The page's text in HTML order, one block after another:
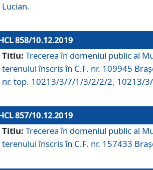
Lucian.
858/10.12.2019
Titlu: Trecerea în domeniul public al
terenului înscris în C.F. nr. 109945
nr. top. 10213/3/7/1/3/2/2/2, 10213/
857/10.12.2019
Titlu: Trecerea în domeniul public al
terenului înscris în C.F. nr. 157433